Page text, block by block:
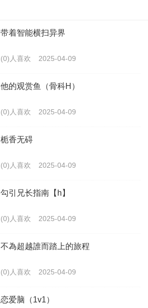
带着智能横扫异界
(0)人喜欢 2025-04-09
他的观赏鱼（骨科H）
(0)人喜欢 2025-04-09
栀香无碍
(0)人喜欢 2025-04-09
勾引兄长指南【h】
(0)人喜欢 2025-04-09
不為超越誰而踏上的旅程
(0)人喜欢 2025-04-09
恋爱脑（1v1）